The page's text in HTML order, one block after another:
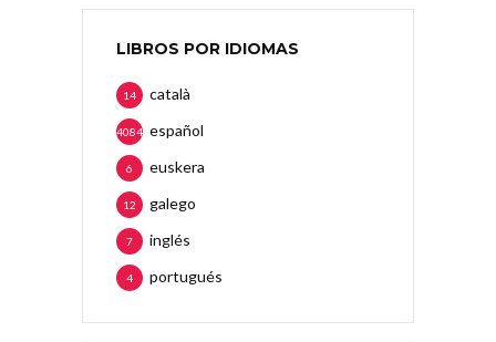
LIBROS POR IDIOMAS
català
14
español
4084
euskera
6
galego
12
inglés
7
portugués
4